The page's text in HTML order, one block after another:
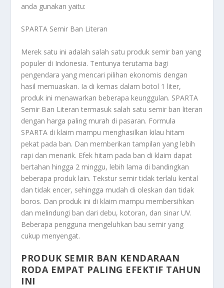
anda gunakan yaitu:
SPARTA Semir Ban Literan
Merek satu ini adalah salah satu produk semir ban yang
populer di Indonesia. Tentunya terutama bagi
pengendara yang mencari pilihan ekonomis dengan
hasil memuaskan. Ia di kemas dalam botol 1 liter,
produk ini menawarkan beberapa keunggulan. SPARTA
Semir Ban Literan termasuk salah satu semir ban literan
dengan harga paling murah di pasaran. Formula
SPARTA di klaim mampu menghasilkan kilau hitam
pekat pada ban. Dan memberikan tampilan yang lebih
rapi dan menarik. Efek hitam pada ban di klaim dapat
bertahan hingga 2 minggu, lebih lama di bandingkan
beberapa produk lain. Tekstur semir tidak terlalu kental
dan tidak encer, sehingga mudah di oleskan dan tidak
boros. Dan produk ini di klaim mampu membersihkan
dan melindungi ban dari debu, kotoran, dan sinar UV.
Beberapa pengguna mengeluhkan bau semir yang
cukup menyengat.
PRODUK SEMIR BAN KENDARAAN
RODA EMPAT PALING EFEKTIF TAHUN
INI